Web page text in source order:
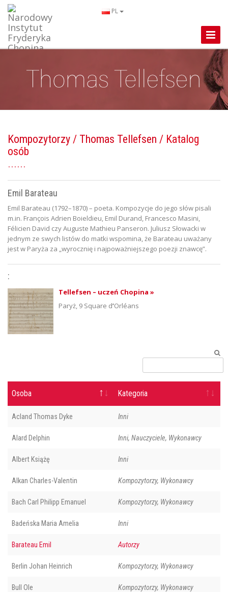
PL
Toggle
Kompozytorzy / Thomas Tellefsen / Katalog
osób
Emil Barateau
Emil Barateau (1792–1870) – poeta. Kompozycje do jego słów pisali
m.in. François Adrien Boieldieu, Emil Durand, Francesco Masini,
Félicien David czy Auguste Mathieu Panseron. Juliusz Słowacki w
jednym ze swych listów do matki wspomina, że Barateau uważany
jest w Paryża za „wyrocznię i najpoważniejszego poezji znawcę”.
:
Tellefsen – uczeń Chopina »
Paryż, 9 Square d’Orléans
Osoba Kategoria
Acland Thomas Dyke Inni
Alard Delphin Inni, Nauczyciele, Wykonawcy
Albert Książę Inni
Alkan Charles-Valentin Kompozytorzy, Wykonawcy
Bach Carl Philipp Emanuel Kompozytorzy, Wykonawcy
Badeńska Maria Amelia Inni
Barateau Emil Autorzy
Berlin Johan Heinrich Kompozytorzy, Wykonawcy
Bull Ole Kompozytorzy, Wykonawcy